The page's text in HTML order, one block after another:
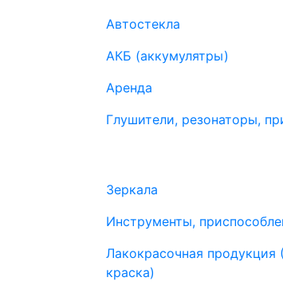
Автостекла
АКБ (аккумулятры)
Аренда
Глушители, резонаторы,
Зеркала
Инструменты,
Лакокрасочная продукция
краска)